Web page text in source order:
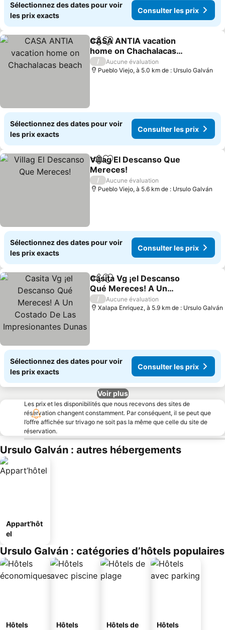
Sélectionnez des dates pour voir
les prix exacts
Consulter les prix
PartagerAjouter à mes favoris
CASA ANTIA vacation
home on Chachalacas
beach
Consulter les prix
/
Aucune évaluation
Pueblo Viejo, à 5.0 km de : Ursulo Galván
Sélectionnez des dates pour voir
les prix exacts
Consulter les prix
PartagerAjouter à mes favoris
Villag El Descanso Que
Mereces!
Consulter les prix
/
Aucune évaluation
Pueblo Viejo, à 5.6 km de : Ursulo Galván
Sélectionnez des dates pour voir
les prix exacts
Consulter les prix
PartagerAjouter à mes favoris
Casita Vg ¡el Descanso
Qué Mereces! A Un
Costado De Las
Impresionantes Dunas
Consulter les prix
/
Aucune évaluation
Xalapa Enriquez, à 5.9 km de : Ursulo Galván
Sélectionnez des dates pour voir
les prix exacts
Consulter les prix
Voir plus
Les prix et les disponibilités que nous recevons des sites de
réservation changent constamment. Par conséquent, il se peut que
l’offre affichée sur trivago ne soit pas la même que celle du site de
réservation.
Ursulo Galván : autres hébergements
Appart’hôt
el
Ursulo Galván : catégories d’hôtels populaires
Hôtels
Hôtels
Hôtels de
Hôtels